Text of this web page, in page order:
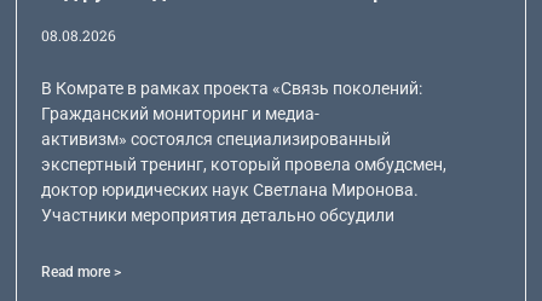
08.08.2026
В Комрате в рамках проекта «Связь поколений:
Гражданский мониторинг и медиа-
активизм» состоялся специализированный
экспертный тренинг, который провела омбудсмен,
доктор юридических наук Светлана Миронова.
Участники мероприятия детально обсудили
Read more >